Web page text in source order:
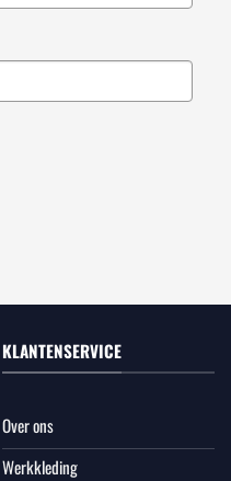
KLANTENSERVICE
Over ons
Werkkleding